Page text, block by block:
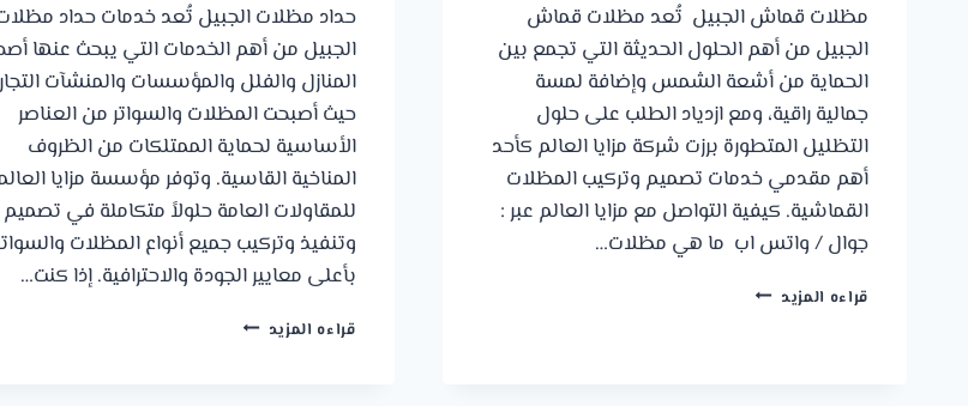
مظلات قماش الجبيل تُعد مظلات قماش
الجبيل من أهم الحلول الحديثة التي تجمع بين
الحماية من أشعة الشمس وإضافة لمسة
جمالية راقية، ومع ازدياد الطلب على حلول
التظليل المتطورة برزت شركة مزايا العالم كأحد
أهم مقدمي خدمات تصميم وتركيب المظلات
القماشية. كيفية التواصل مع مزايا العالم عبر :
جوال / واتس اب ما هي مظلات…
قراءه المزيد مظلات
حداد مظلات الجبيل تُعد خدمات حداد
الجبيل من أهم الخدمات التي يبحث عنها
المنازل والفلل والمؤسسات والمنشآت
حيث أصبحت المظلات والسواتر من العناصر
الأساسية لحماية الممتلكات من الظروف
المناخية القاسية. وتوفر مؤسسة مزايا
للمقاولات العامة حلولاً متكاملة في تصميم
وتنفيذ وتركيب جميع أنواع المظلات
بأعلى معايير الجودة والاحترافية. إذا كنت…
قراءه المزيد حداد